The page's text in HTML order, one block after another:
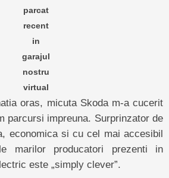
parcat
recent
in
garajul
nostru
virtual
oras, micuta Skoda m-a cucerit
parcursi impreuna. Surprinzator de
economica si cu cel mai accesibil
marilor producatori prezenti in
este „simply clever”.